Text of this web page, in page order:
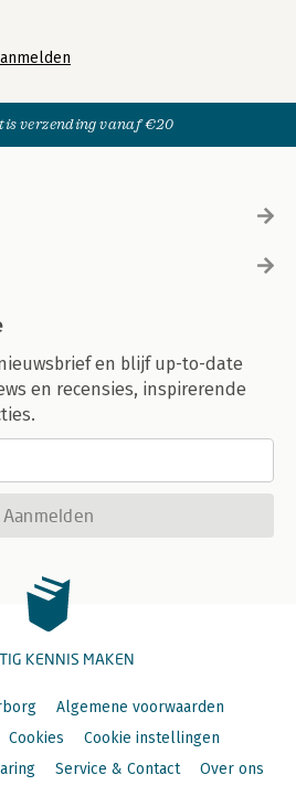
verzending vanaf €20
en blijf up-to-date
en recensies, inspirerende
Aanmelden
KENNIS MAKEN
Algemene voorwaarden
Cookies
Cookie instellingen
Service & Contact Over ons